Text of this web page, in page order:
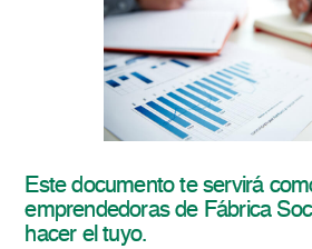
Este documento te servirá
emprendedoras de Fábrica
hacer el tuyo.